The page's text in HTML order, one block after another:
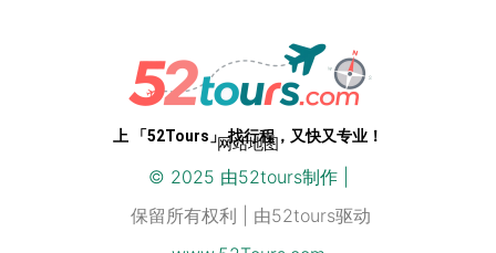
上 「52Tours」 找行程，又快又专业！
网站地图
© 2025 由52tours制作 |
保留所有权利 | 由52tours驱动